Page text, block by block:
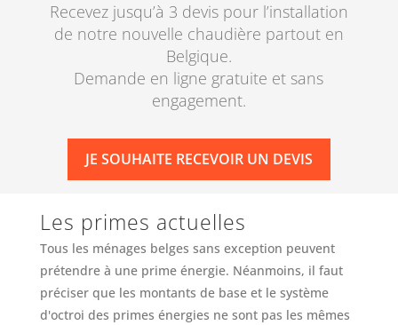
Recevez jusqu’à 3 devis pour l’installation
de notre nouvelle chaudière partout en
Belgique.
Demande en ligne gratuite et sans
engagement.
JE SOUHAITE RECEVOIR UN DEVIS
Les primes actuelles
Tous les ménages belges sans exception peuvent
prétendre à une prime énergie. Néanmoins, il faut
préciser que les montants de base et le système
d'octroi des primes énergies ne sont pas les mêmes